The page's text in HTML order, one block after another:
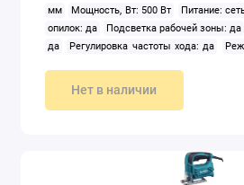
мм
Мощность, Вт: 500 Вт Питание:
опилок: да
Подсветка рабочей зоны: да
да
Регулировка частоты хода: да
Нет в наличии